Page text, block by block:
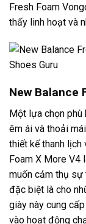
Fresh Foam
thấy linh hoạt và
New Balance
Một lựa chọn phù
êm ái và thoải
thiết kế thanh lịch
Foam X More V4
muốn cảm thụ sự
đặc biệt là cho
giày này cung
vào hoạt động